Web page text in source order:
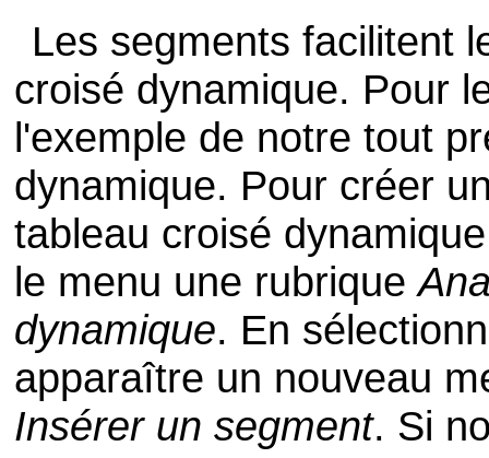
Les segments facilitent
croisé dynamique. Pour
l'exemple de notre tout
dynamique. Pour créer
tableau croisé
le menu une rubrique
dynamique. En
apparaître un nouveau
Insérer un segment. Si